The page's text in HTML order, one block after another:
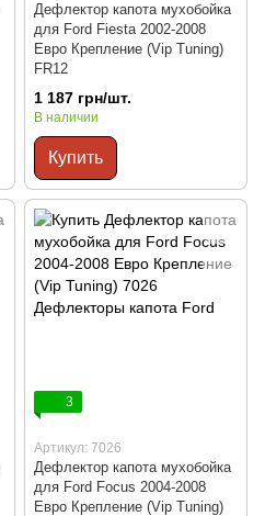
Дефлектор капота мухобойка
для Ford Fiesta 2002-2008
Евро Крепление (Vip Tuning)
FR12
1 187 грн/шт.
В наличии
Купить
3
Артикул: 7026
Дефлектор капота мухобойка
для Ford Focus 2004-2008
Евро Крепление (Vip Tuning)